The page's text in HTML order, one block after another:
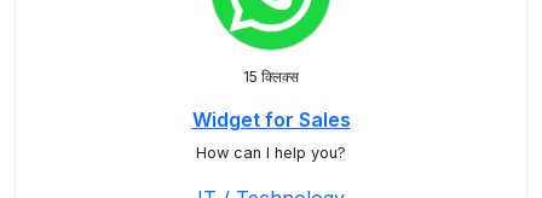
15 क्लिक्स
Widget for Sales
How can I help you?